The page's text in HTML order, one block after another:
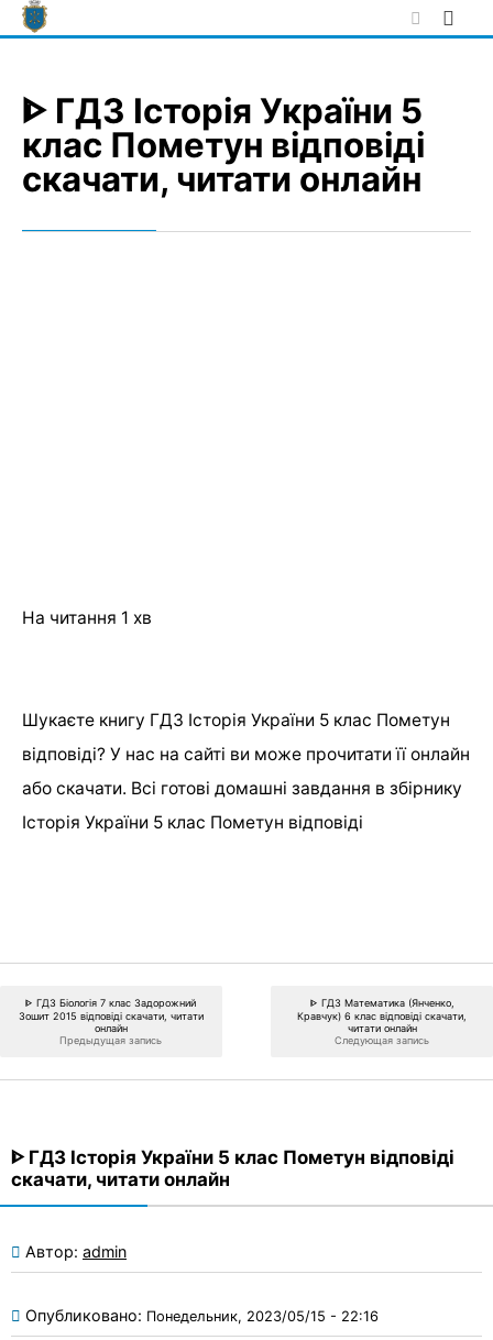
Skip
to
ᐈ ГДЗ Історія України 5
клас Пометун відповіді
скачати, читати онлайн
На читання 1 хв
Шукаєте книгу ГДЗ Історія України 5 клас Пометун
відповіді? У нас на сайті ви може прочитати її онлайн
або скачати. Всі готові домашні завдання в збірнику
Історія України 5 клас Пометун відповіді
ᐈ ГДЗ Біологія 7 клас Задорожний
Зошит 2015 відповіді скачати, читати
онлайн
Предыдущая запись
ᐈ ГДЗ Математика (Янченко,
Кравчук) 6 клас відповіді скачати,
читати онлайн
Следующая запись
ᐈ ГДЗ Історія України 5 клас Пометун відповіді
скачати, читати онлайн
Автор: admin
Опубликовано: Понедельник, 2023/05/15 - 22:16